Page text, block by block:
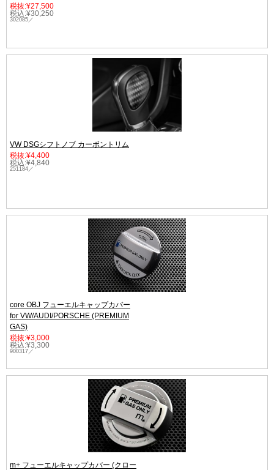
税抜:¥27,500
税込:¥30,250
302085／
VW DSGシフトノブ カーボントリム
税抜:¥4,400
税込:¥4,840
251184／
core OBJ フューエルキャップカバー
for VW/AUDI/PORSCHE (PREMIUM
GAS)
税抜:¥3,000
税込:¥3,300
900317／
m+ フューエルキャップカバー (クロー